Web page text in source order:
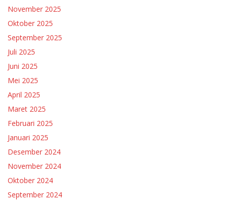
November 2025
Oktober 2025
September 2025
Juli 2025
Juni 2025
Mei 2025
April 2025
Maret 2025
Februari 2025
Januari 2025
Desember 2024
November 2024
Oktober 2024
September 2024